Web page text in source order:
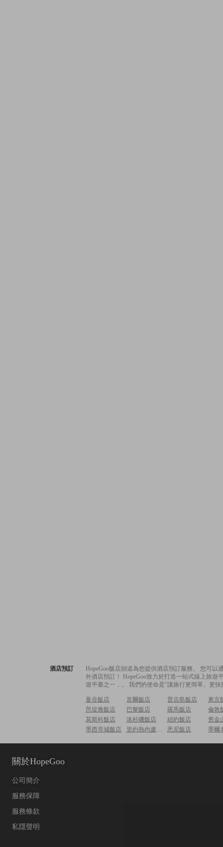
酒店預訂
HopeGoo飯店頻道為您提供酒店預訂服務。 您可
外酒店預訂！ HopeGoo致力於打造一站式線上旅
遊平臺之一，。 我們的使命是“讓旅行更簡單、更
曼谷飯店 首爾飯店 普吉島飯店
東京
芭堤雅飯店
巴黎飯店 羅馬飯店
倫敦
莫斯科飯店
洛杉磯飯店 紐約飯店
舊金
墨西哥城飯店
里約熱內盧飯店 悉尼飯店 墨爾
關於HopeGoo
公司簡介
服務保障
服務條款
私隱聲明